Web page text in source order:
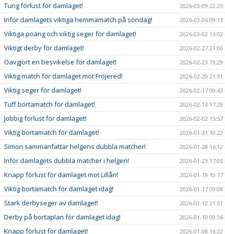
Tung förlust för damlaget! 2026-03-09 22:25
Inför damlagets viktiga hemmamatch på söndag! 2026-03-06 09:13
Viktiga poäng och viktig seger för damlaget! 2026-03-02 13:02
Viktigt derby för damlaget! 2026-02-27 21:00
Oavgjort en besvikelse för damlaget! 2026-02-23 19:29
Viktig match för damlaget mot Fröjered! 2026-02-20 21:31
Viktig seger för damlaget! 2026-02-17 09:43
Tuff bortamatch för damlaget! 2026-02-13 17:29
Jobbig förlust för damlaget! 2026-02-02 15:57
Viktig bortamatch för damlaget! 2026-01-31 10:22
Simon sammanfattar helgens dubbla matcher! 2026-01-28 16:12
Inför damlagets dubbla matcher i helgen! 2026-01-23 17:05
Knapp förlust för damlaget mot Lillån! 2026-01-19 10:17
Viktig bortamatch för damlaget idag! 2026-01-17 09:08
Stark derbyseger av damlaget! 2026-01-12 21:31
Derby på bortaplan för damlaget idag! 2026-01-10 09:36
Knapp förlust för damlaget! 2026-01-08 16:22